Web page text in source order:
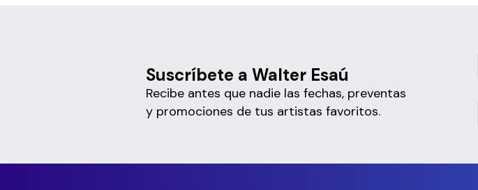
Suscríbete a Walter Esaú
Recibe antes que nadie las fechas, preventas
y promociones de tus artistas favoritos.